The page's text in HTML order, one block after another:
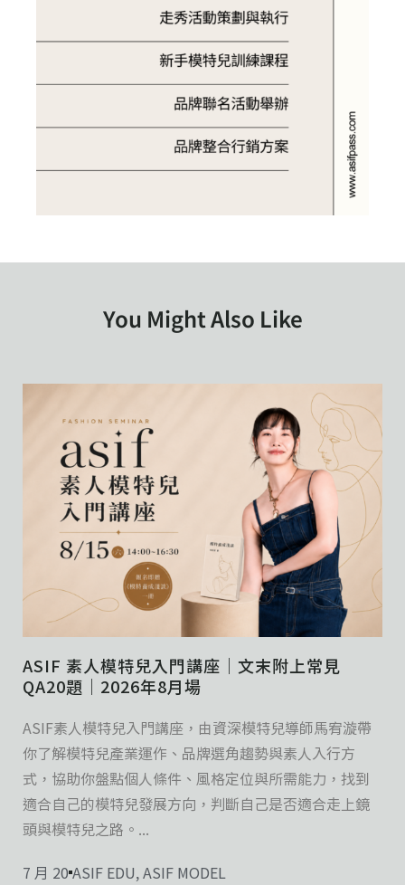
You Might Also Like
ASIF 素人模特兒入門講座｜文末附上常見
QA20題｜2026年8月場
ASIF素人模特兒入門講座，由資深模特兒導師馬宥漩帶
你了解模特兒產業運作、品牌選角趨勢與素人入行方
式，協助你盤點個人條件、風格定位與所需能力，找到
適合自己的模特兒發展方向，判斷自己是否適合走上鏡
頭與模特兒之路。...
7 月 20 ASIF EDU,ASIF MODEL